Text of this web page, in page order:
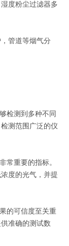
度粉尘过滤器多
管道等烟气分
检测到多种不同
测范围广泛的仪
重要的指标。
度的光气，并提
的可信度至关重
准确的测试数